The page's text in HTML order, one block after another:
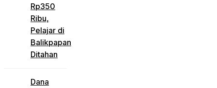
Rp350
Ribu,
Pelajar di
Balikpapan
Ditahan
Dana